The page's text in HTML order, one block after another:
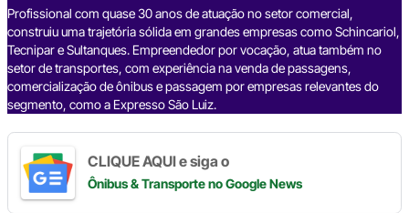
k
Profissional com quase 30 anos de atuação no setor comercial,
construiu uma trajetória sólida em grandes empresas como Schincariol,
Tecnipar e Sultanques. Empreendedor por vocação, atua também no
setor de transportes, com experiência na venda de passagens,
comercialização de ônibus e passagem por empresas relevantes do
segmento, como a Expresso São Luiz.
CLIQUE AQUI e siga o
Ônibus & Transporteno Google News